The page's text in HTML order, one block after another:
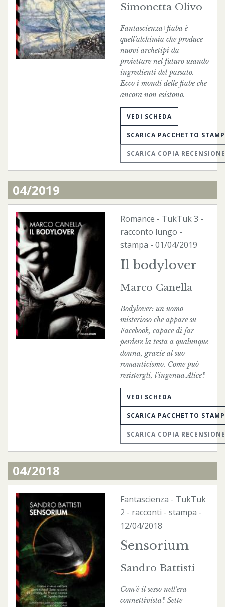
Simonetta Olivo
Fantascienza+fiaba è
quell’alchimia che produce
nuovi archetipi da
proiettare nel futuro usando
ingredienti del passato.
Ecco i mondi delle fiabe che
ancora non esistono.
VEDI SCHEDA
SCARICA PACCHETTO
SCARICA COPIA RECENSIONE
04/2019
Romance - TukTuk3 -
racconto lungo -
stampa - 01/04/2019
Il bodylover
Marco Canella
Bodylover: un uomo
misterioso che appare su
Facebook, capace di far
perdere la testa a qualunque
donna, grazie al suo
romanticismo. Come può
resistergli, l’ingenua Alice?
VEDI SCHEDA
SCARICA PACCHETTO
SCARICA COPIA RECENSIONE
04/2018
Fantascienza - TukTuk
2 - racconti - stampa -
12/04/2018
Sensorium
Sandro Battisti
Com'è il sesso nell'era
connettivista? Sette